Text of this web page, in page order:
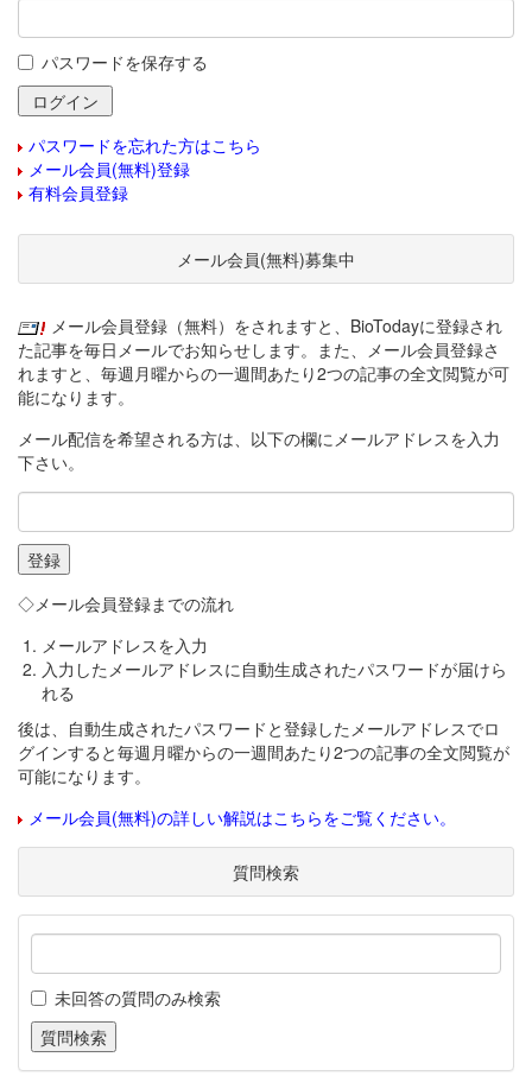
パスワードを保存する
パスワードを忘れた方はこちら
メール会員(無料)登録
有料会員登録
メール会員(無料)募集中
メール会員登録（無料）をされますと、BioTodayに登録され
た記事を毎日メールでお知らせします。また、メール会員登録さ
れますと、毎週月曜からの一週間あたり2つの記事の全文閲覧が可
能になります。
メール配信を希望される方は、以下の欄にメールアドレスを入力
下さい。
◇メール会員登録までの流れ
メールアドレスを入力
入力したメールアドレスに自動生成されたパスワードが届けら
れる
後は、自動生成されたパスワードと登録したメールアドレスでロ
グインすると毎週月曜からの一週間あたり2つの記事の全文閲覧が
可能になります。
メール会員(無料)の詳しい解説はこちらをご覧ください。
質問検索
未回答の質問のみ検索